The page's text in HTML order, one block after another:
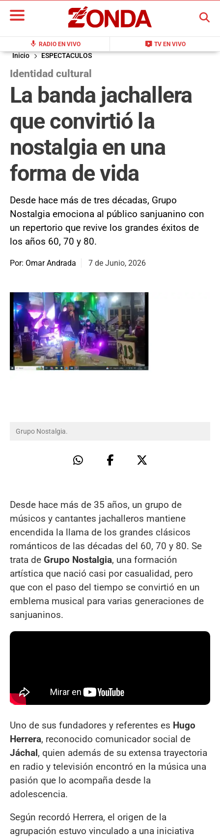
mic RADIO EN VIVO live_tv TV EN VIVO
BUSCAR
Inicio ESPECTACULOS
Identidad cultural
La banda jachallera
que convirtió la
nostalgia en una
forma de vida
Desde hace más de tres décadas, Grupo
Nostalgia emociona al público sanjuanino con
un repertorio que revive los grandes éxitos de
los años 60, 70 y 80.
Por: Omar Andrada 7 de Junio, 2026
Grupo Nostalgia.
Desde hace más de 35 años, un grupo de
músicos y cantantes jachalleros mantiene
encendida la llama de los grandes clásicos
románticos de las décadas del 60, 70 y 80. Se
trata de Grupo Nostalgia, una formación
artística que nació casi por casualidad, pero
que con el paso del tiempo se convirtió en un
emblema musical para varias generaciones de
sanjuaninos.
Uno de sus fundadores y referentes es Hugo
Herrera, reconocido comunicador social de
Jáchal, quien además de su extensa trayectoria
en radio y televisión encontró en la música una
pasión que lo acompaña desde la
adolescencia.
Según recordó Herrera, el origen de la
agrupación estuvo vinculado a una iniciativa